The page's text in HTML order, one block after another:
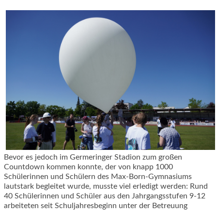
Bevor es jedoch im Germeringer Stadion zum großen
Countdown kommen konnte, der von knapp 1000
Schülerinnen und Schülern des Max-Born-Gymnasiums
lautstark begleitet wurde, musste viel erledigt werden: Rund
40 Schülerinnen und Schüler aus den Jahrgangsstufen 9-12
arbeiteten seit Schuljahresbeginn unter der Betreuung